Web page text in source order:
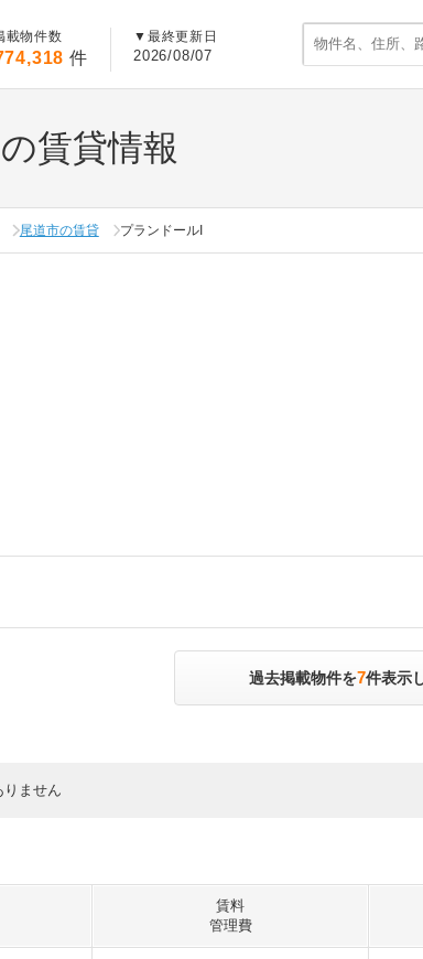
載物件数
件
▼ 最終更新日
2026/08/07
賃貸情報
尾道市の賃貸 プランドールI
過去掲載物件を7件表示
りません
賃料
管理費